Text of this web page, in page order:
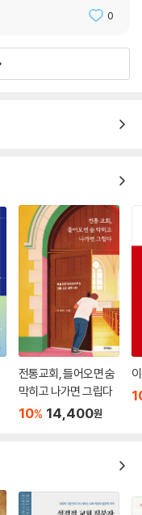
0
전통교회, 들어오면 숨
막히고 나가면 그립다
10% 14,400원